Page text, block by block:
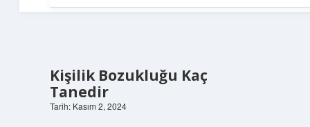
Kişilik Bozukluğu Kaç
Tanedir
Tarih: Kasım 2, 2024